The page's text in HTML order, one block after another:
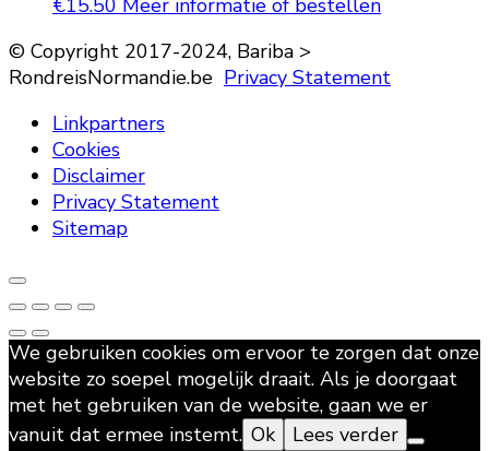
€15.50 Meer informatie of bestellen
© Copyright 2017-2024, Bariba >
RondreisNormandie.be Privacy Statement
Linkpartners
Cookies
Disclaimer
Privacy Statement
Sitemap
We gebruiken cookies om ervoor te zorgen dat onze
website zo soepel mogelijk draait. Als je doorgaat
met het gebruiken van de website, gaan we er
vanuit dat ermee instemt. Ok Lees verder